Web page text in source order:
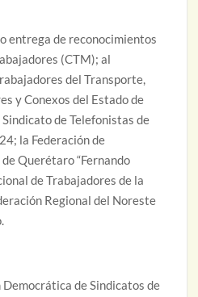
entrega de reconocimientos
(CTM); al
del Transporte,
y Conexos del Estado de
de Telefonistas de
la Federación de
Querétaro “Fernando
de Trabajadores de la
Regional del Noreste
Democrática de Sindicatos de